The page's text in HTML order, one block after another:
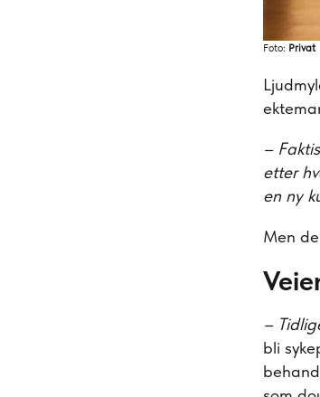
Foto: Privat
–
etter
en ny
Men
–
bli